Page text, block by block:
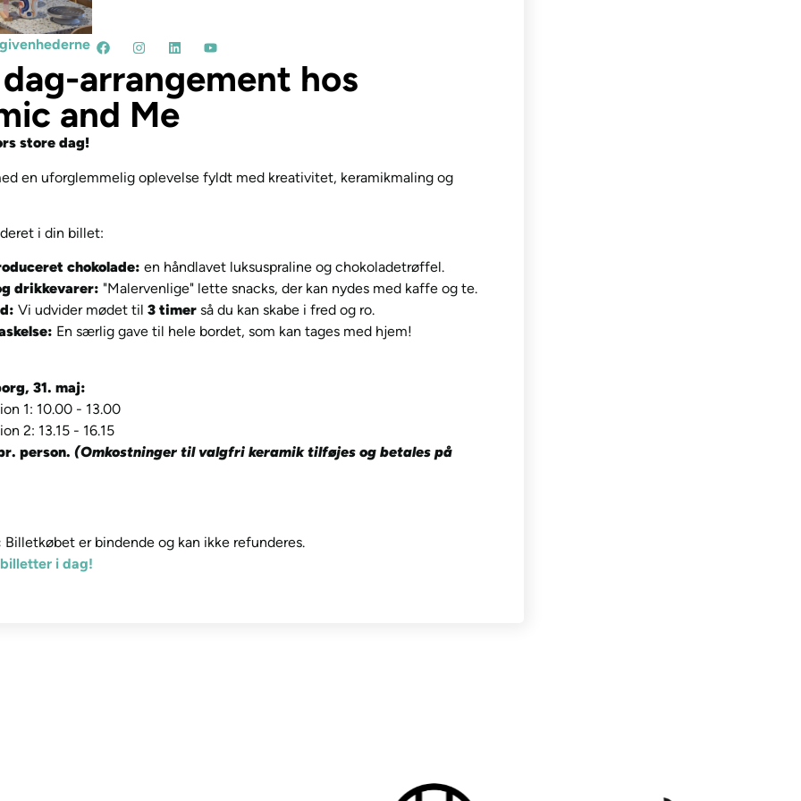
arrangement hos
and Me
store dag!
en uforglemmelig oplevelse fyldt med kreativitet, keramikmaling og
i din billet:
chokolade: en håndlavet luksuspraline og chokoladetrøffel.
drikkevarer: "Malervenlige" lette snacks, der kan nydes med kaffe og te.
Vi udvider mødet til 3 timerså du kan skabe i fred og ro.
En særlig gave til hele bordet, som kan tages med hjem!
31. maj:
1: 10.00 - 13.00
2: 13.15 - 16.15
person. (Omkostninger til valgfri keramik tilføjes og betales på
Billetkøbet er bindende og kan ikke refunderes.
i dag!